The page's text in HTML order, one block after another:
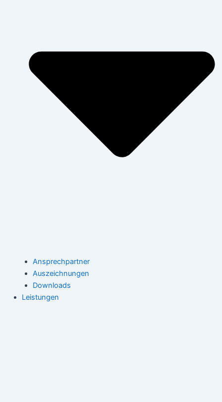
Ansprechpartner
Auszeichnungen
Downloads
Leistungen